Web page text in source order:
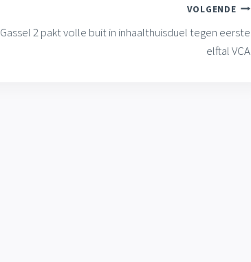
VOLGENDE
Gassel 2 pakt volle buit in inhaalthuisduel tegen eerste
elftal VCA